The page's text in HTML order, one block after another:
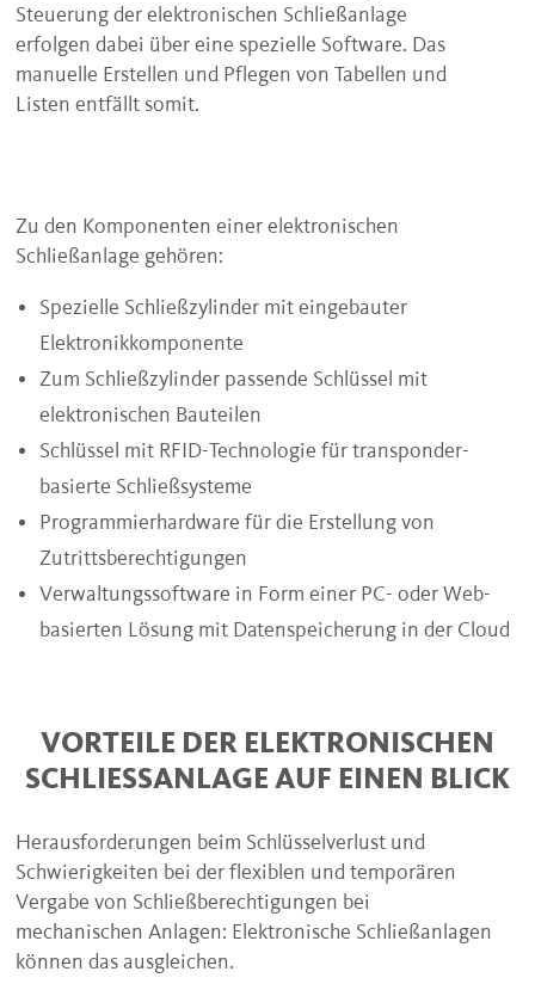
Steuerung der elektronischen Schließanlage
erfolgen dabei über eine spezielle Software. Das
manuelle Erstellen und Pflegen von Tabellen und
Listen entfällt somit.
Zu den Komponenten einer elektronischen
Schließanlage gehören:
Spezielle Schließzylinder mit eingebauter
Elektronikkomponente
Zum Schließzylinder passende Schlüssel mit
elektronischen Bauteilen
Schlüssel mit RFID-Technologie für transponder-
basierte Schließsysteme
Programmierhardware für die Erstellung von
Zutrittsberechtigungen
Verwaltungssoftware in Form einer PC- oder Web-
basierten Lösung mit Datenspeicherung in der Cloud
VORTEILE DER ELEKTRONISCHEN
SCHLIESSANLAGE AUF EINEN BLICK
Herausforderungen beim Schlüsselverlust und
Schwierigkeiten bei der flexiblen und temporären
Vergabe von Schließberechtigungen bei
mechanischen Anlagen: Elektronische Schließanlagen
können das ausgleichen.